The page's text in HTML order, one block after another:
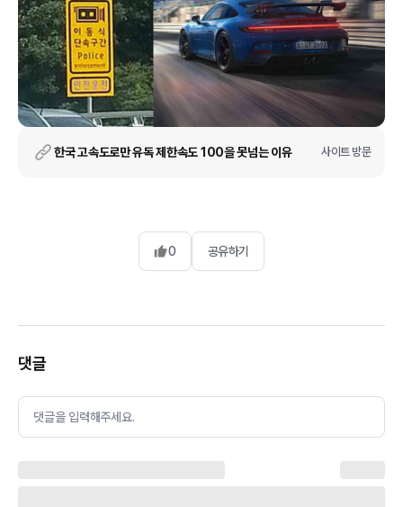
한국 고속도로만 유독 제한속도 100을 못넘는 이유 사이트 방문
0 공유하기
댓글
댓글을 입력해주세요.